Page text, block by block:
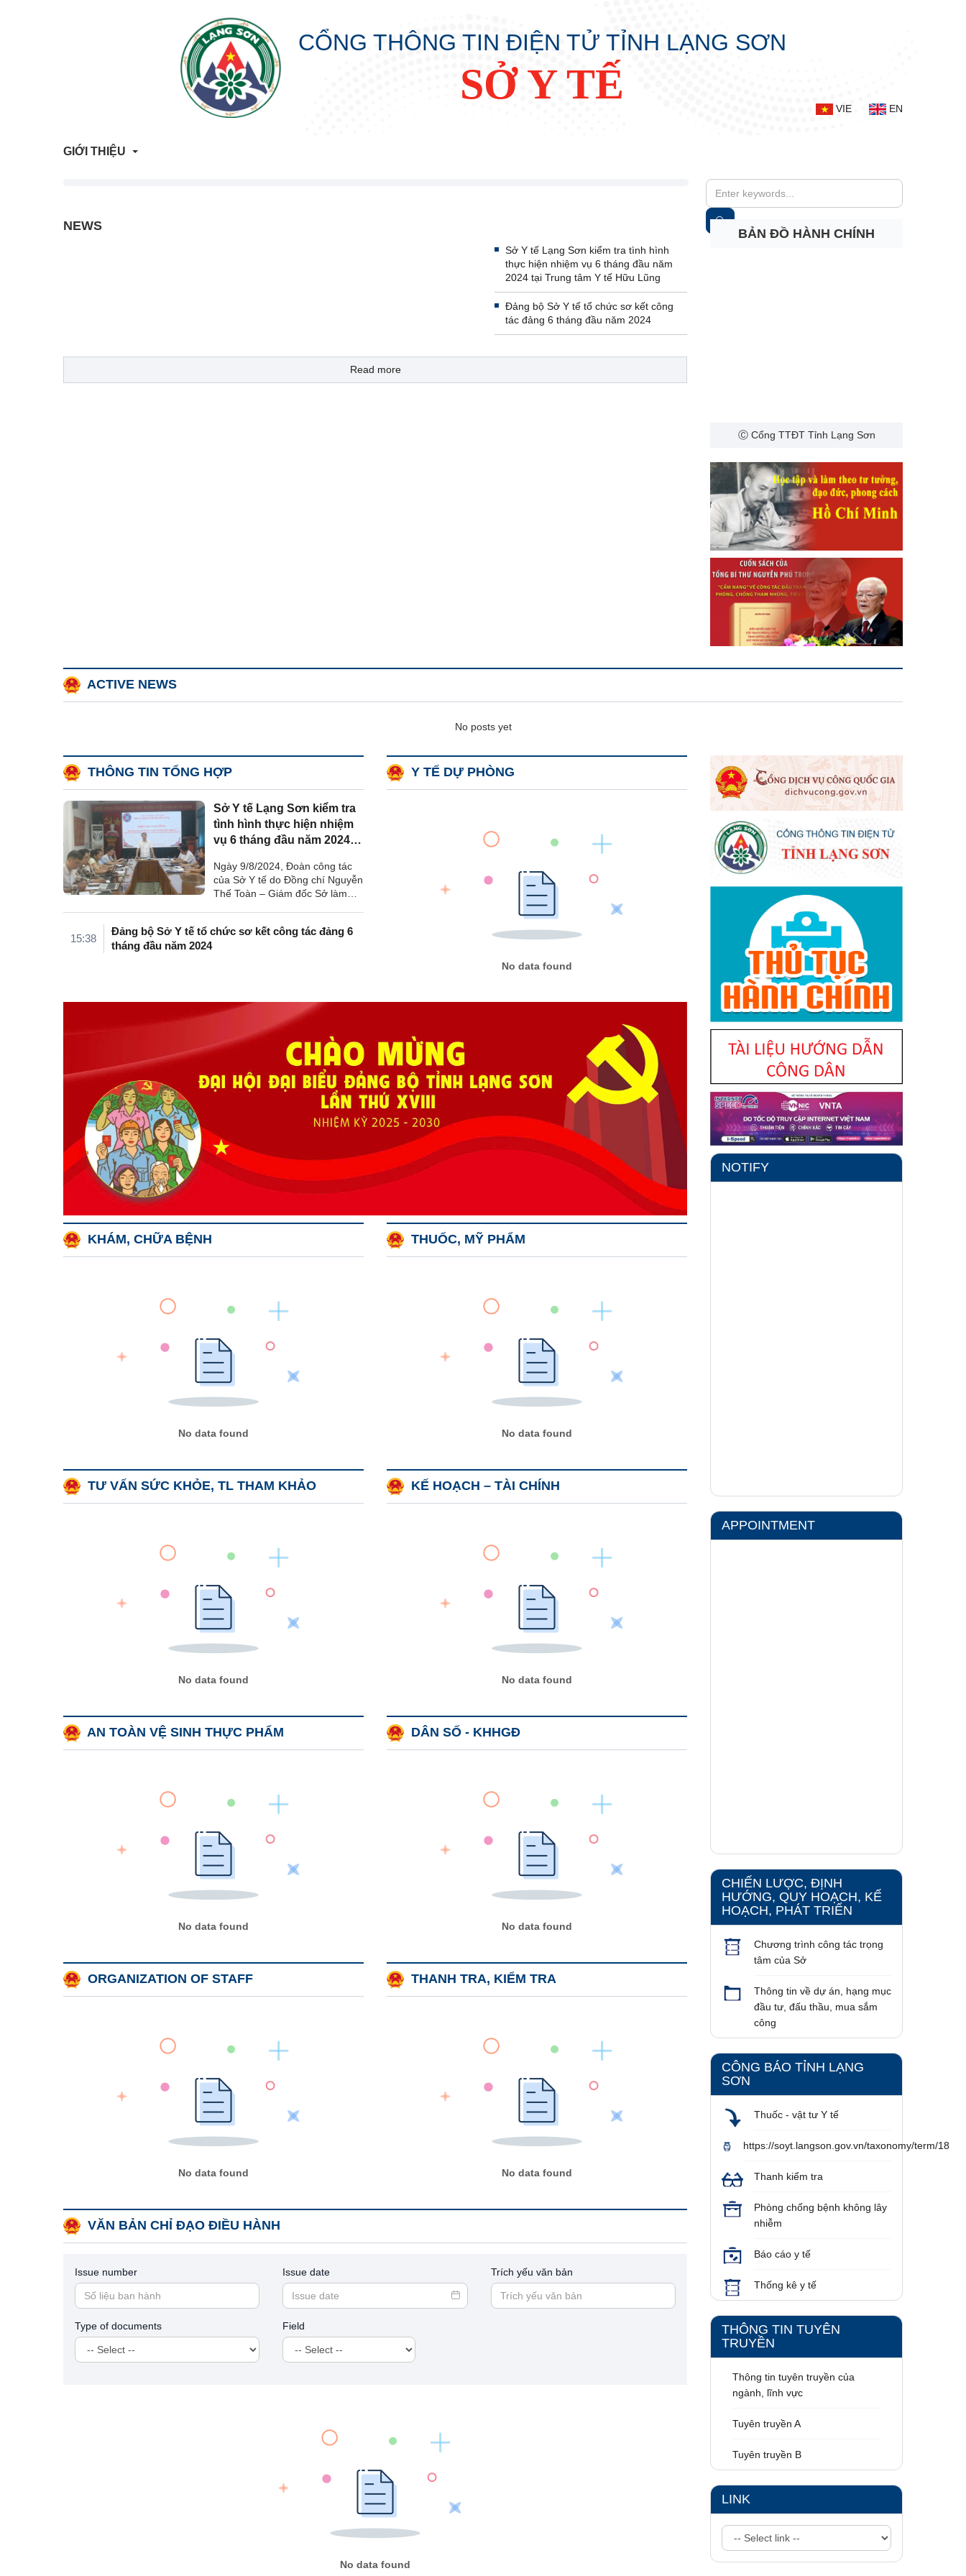
CỔNG THÔNG TIN ĐIỆN TỬ TỈNH LẠNG SƠN
SỞ Y TẾ
VIE EN
GIỚI THIỆU
NEWS
Sở Y tế Lạng Sơn kiểm tra tình hình
thực hiện nhiệm vụ 6 tháng đầu năm
2024 tại Trung tâm Y tế Hữu Lũng
Đảng bộ Sở Y tế tổ chức sơ kết công
tác đảng 6 tháng đầu năm 2024
Read more
BẢN ĐỒ HÀNH CHÍNH
Ⓒ Cổng TTĐT Tỉnh Lạng Sơn
ACTIVE NEWS
No posts yet
THÔNG TIN TỔNG HỢP
Sở Y tế Lạng Sơn kiểm tra
tình hình thực hiện nhiệm
vụ 6 tháng đầu năm 2024
Ngày 9/8/2024, Đoàn công tác
của Sở Y tế do Đồng chí Nguyễn
Thế Toàn – Giám đốc Sở làm
tháng đầu năm tại Trung tâm Y
15:38
Đảng bộ Sở Y tế tổ chức sơ kết công tác đảng 6
tháng đầu năm 2024
Y TẾ DỰ PHÒNG
No data found
KHÁM, CHỮA BỆNH
No data found
TƯ VẤN SỨC KHỎE, TL THAM KHẢO
No data found
AN TOÀN VỆ SINH THỰC PHẨM
No data found
THUỐC, MỸ PHẨM
No data found
KẾ HOẠCH – TÀI CHÍNH
No data found
DÂN SỐ - KHHGĐ
No data found
ORGANIZATION OF STAFF
No data found
THANH TRA, KIỂM TRA
No data found
VĂN BẢN CHỈ ĐẠO ĐIỀU HÀNH
Issue number Issue date Trích yếu văn bản
Type of documents Field
No data found
NOTIFY
APPOINTMENT
CHIẾN LƯỢC, ĐỊNH
HƯỚNG, QUY HOẠCH, KẾ
HOẠCH, PHÁT TRIỂN
Chương trình công tác trọng
tâm của Sở
Thông tin về dự án, hạng mục
đầu tư, đấu thầu, mua sắm
công
CÔNG BÁO TỈNH LẠNG
SƠN
Thuốc - vật tư Y tế
https://soyt.langson.gov.vn/taxonomy/term/18
Thanh kiểm tra
Phòng chống bệnh không lây
nhiễm
Báo cáo y tế
Thống kê y tế
THÔNG TIN TUYÊN
TRUYỀN
Thông tin tuyên truyền của
ngành, lĩnh vực
Tuyên truyền A
Tuyên truyền B
LINK